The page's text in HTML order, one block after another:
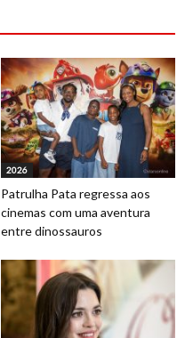
2026
Patrulha Pata regressa aos
cinemas com uma aventura
entre dinossauros